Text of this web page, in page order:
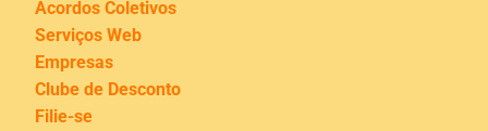
Acordos Coletivos
Serviços Web
Empresas
Clube de Desconto
Filie-se